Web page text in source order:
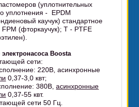
(уплотнительных
уплотнения - EPDM
каучук) стандартное
(фторкаучук); Т - PТFЕ
Boosta
сети:
220В, асинхронные
0,37-3,0 квт;
380В,асинхронные
0,37-55 квт.
сети 50 Гц.